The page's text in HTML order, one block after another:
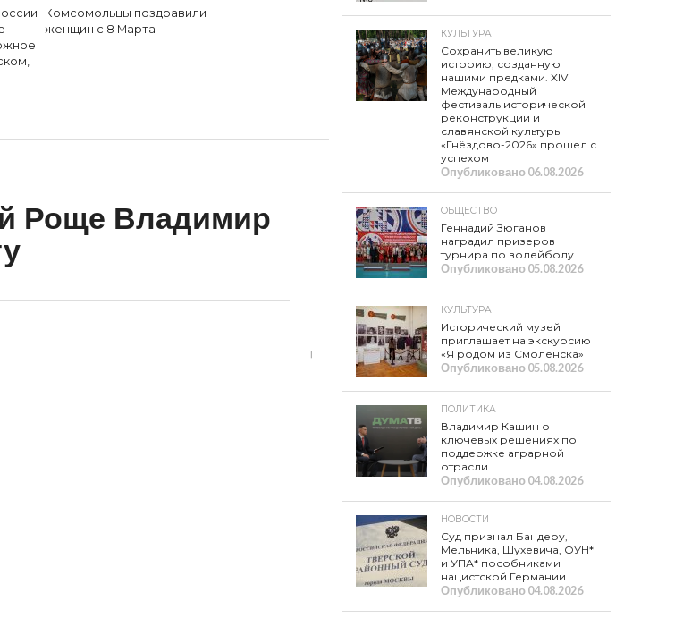
Комсомольцы поздравили
женщин с 8 Марта
Роще Владимир
КУЛЬТУРА
Сохранить великую
историю, созданную
нашими предками. XIV
Международный
фестиваль исторической
реконструкции и
славянской культуры
«Гнёздово-2026» прошел с
успехом
Опубликовано06.08.2026
ОБЩЕСТВО
Геннадий Зюганов
наградил призеров
турнира по волейболу
Опубликовано05.08.2026
КУЛЬТУРА
Исторический музей
приглашает на экскурсию
«Я родом из Смоленска»
Опубликовано05.08.2026
ПОЛИТИКА
Владимир Кашин о
ключевых решениях по
поддержке аграрной
отрасли
Опубликовано04.08.2026
НОВОСТИ
Суд признал Бандеру,
Мельника, Шухевича, ОУН*
и УПА* пособниками
нацистской Германии
Опубликовано04.08.2026